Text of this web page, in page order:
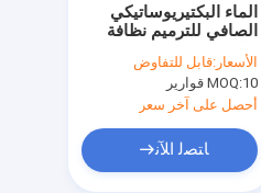
الماء البكتيريوساتيكي
الصافي للترميم نظافة
عالية سائل مستقر عدة
أقراص
الأسعار:قابل للتفاوض
MOQ:10 قوارير
أحصل على آخر سعر
ﺎﺘﺼﻟ ﺍﻶﻧ